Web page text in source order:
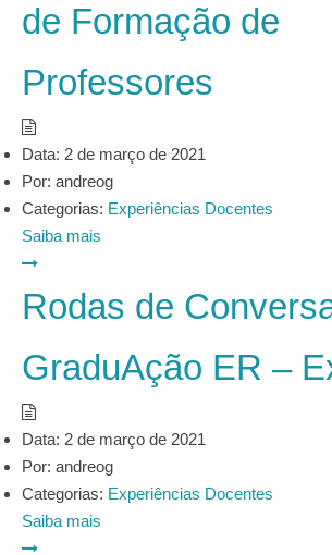
de Formação de
Professores
Data: 2 de março de 2021
Por: andreog
Categorias: Experiências Docentes
Saiba mais
Rodas de
GraduAção ER –
Data: 2 de março de 2021
Por: andreog
Categorias: Experiências Docentes
Saiba mais